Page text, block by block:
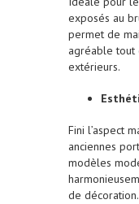
exposés au
permet de
agréable tout
extérieurs.
Fini l’aspect
anciennes
modèles
de décoration.